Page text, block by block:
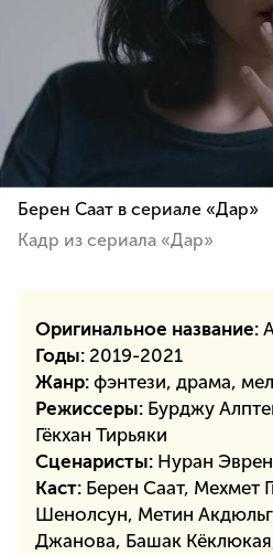
Берен Саат в сериале «Дар»
Кадр из сериала «Дар»
Оригинальное название:
Годы: 2019-2021
Жанр: фэнтези, драма,
Режиссеры: Бурджу
Гёкхан Тирьяки
Сценаристы: Нуран
Каст: Берен Саат, Мехмет
Шенолсун, Метин
Джанова, Башак